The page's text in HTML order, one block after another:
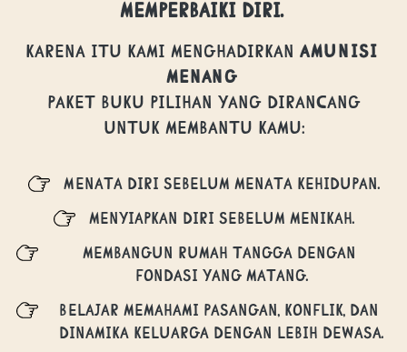
memperbaiki diri.
Karena itu kami menghadirkan AMUNISI
MENANG
untuk membantu kamu:
Menata diri sebelum menata kehidupan.
menyiapkan diri sebelum menikah.
membangun rumah tangga dengan
fondasi yang matang.
Belajar memahami pasangan, konflik, dan
dinamika keluarga dengan lebih dewasa.